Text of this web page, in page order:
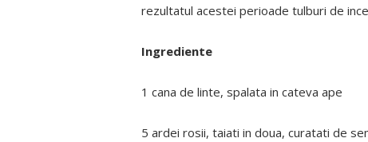
rezultatul acestei perioade tulburi de
Ingrediente
1 cana de linte, spalata in cateva ape
5 ardei rosii, taiati in doua, curatati de